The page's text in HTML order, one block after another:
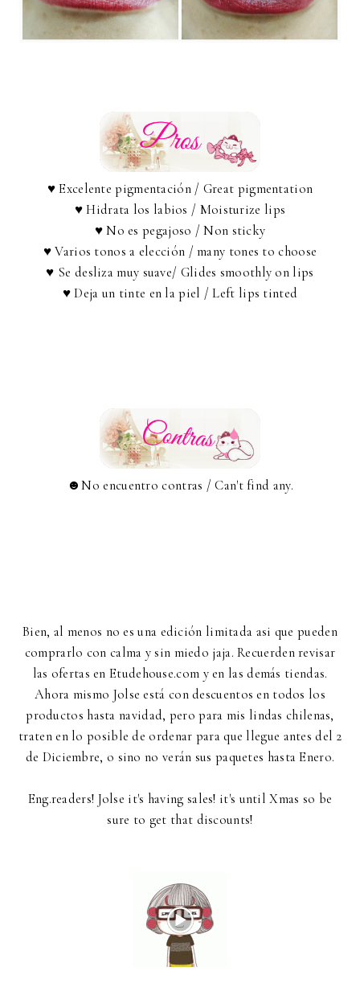
♥ Excelente pigmentación / Great pigmentation
♥ Hidrata los labios / Moisturize lips
♥ No es pegajoso / Non sticky
♥ Varios tonos a elección / many tones to choose
♥ Se desliza muy suave/ Glides smoothly on lips
♥ Deja un tinte en la piel / Left lips tinted
☻No encuentro contras / Can't find any.
Bien, al menos no es una edición limitada asi que pueden
comprarlo con calma y sin miedo jaja. Recuerden revisar
las ofertas en Etudehouse.com y en las demás tiendas.
Ahora mismo Jolse está con descuentos en todos los
productos hasta navidad, pero para mis lindas chilenas,
traten en lo posible de ordenar para que llegue antes del 2
de Diciembre, o sino no verán sus paquetes hasta Enero.
Eng.readers! Jolse it's having sales! it's until Xmas so be
sure to get that discounts!